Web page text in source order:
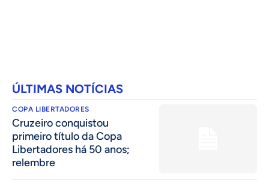
ÚLTIMAS NOTÍCIAS
COPA LIBERTADORES
Cruzeiro conquistou
primeiro título da Copa
Libertadores há 50 anos;
relembre